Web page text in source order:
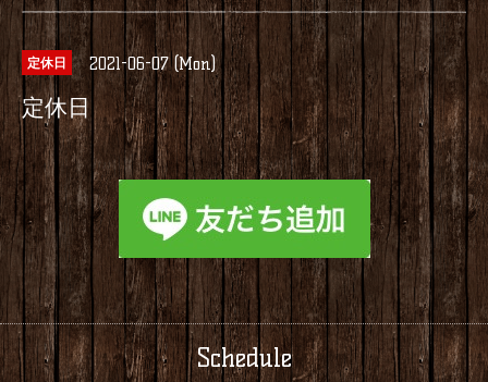
定休日 2021-06-07 (Mon)
定休日
Schedule